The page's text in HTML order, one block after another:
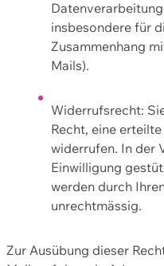
insbesondere für
Zusammenhang
Mails).
Widerrufsrecht:
Recht, eine
widerrufen. In der
Einwilligung
werden durch
unrechtmässig.
Zur Ausübung dieser